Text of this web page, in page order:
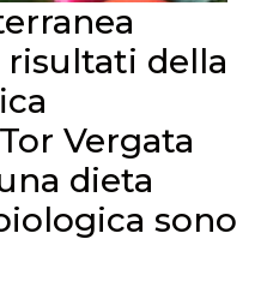
risultati della
Vergata
dieta
sono